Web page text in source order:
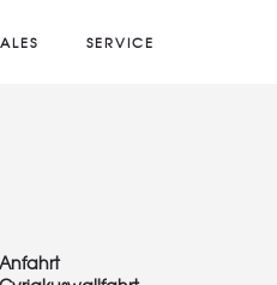
SERVICE
Anfahrt